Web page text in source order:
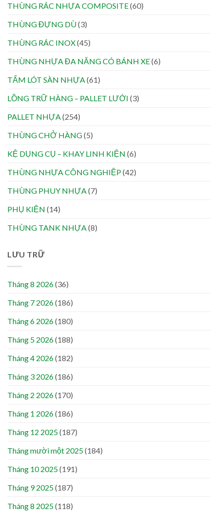
THÙNG RÁC NHỰA COMPOSITE(60)
THÙNG ĐỰNG DÙ(3)
THÙNG RÁC INOX(45)
THÙNG NHỰA ĐA NĂNG CÓ BÁNH XE(6)
TẤM LÓT SÀN NHỰA(61)
LỒNG TRỮ HÀNG – PALLET LƯỚI (3)
PALLET NHỰA(254)
THÙNG CHỞ HÀNG(5)
KỆ DỤNG CỤ – KHAY LINH KIỆN (6)
THÙNG NHỰA CÔNG NGHIỆP(42)
THÙNG PHUY NHỰA(7)
PHỤ KIỆN (14)
THÙNG TANK NHỰA(8)
LƯU TRỮ
Tháng 8 2026(36)
Tháng 7 2026(186)
Tháng 6 2026(180)
Tháng 5 2026(188)
Tháng 4 2026(182)
Tháng 3 2026(186)
Tháng 2 2026(170)
Tháng 1 2026(186)
Tháng 12 2025(187)
Tháng mười một 2025(184)
Tháng 10 2025(191)
Tháng 9 2025(187)
Tháng 8 2025(118)